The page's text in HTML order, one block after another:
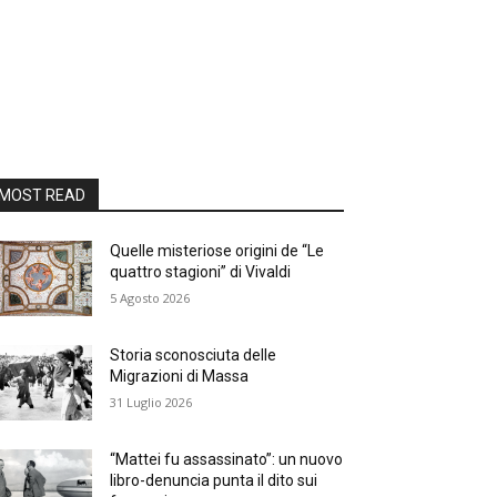
READ
Quelle misteriose origini de “Le
quattro stagioni” di Vivaldi
5 Agosto 2026
Storia sconosciuta delle
Migrazioni di Massa
31 Luglio 2026
“Mattei fu assassinato”: un nuovo
libro-denuncia punta il dito sui